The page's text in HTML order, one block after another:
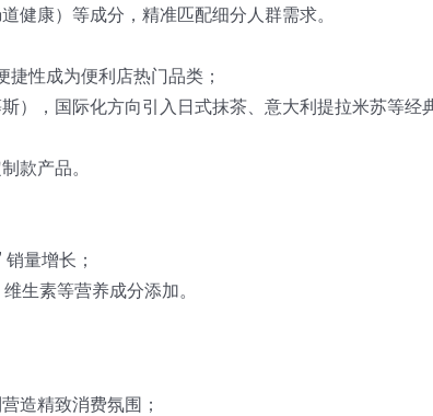
健康）等成分，精准匹配细分人群需求。
性成为便利店热门品类；
），国际化方向引入日式抹茶、意大利提拉米苏等经
款产品。
量增长；
生素等营养成分添加。
造精致消费氛围；